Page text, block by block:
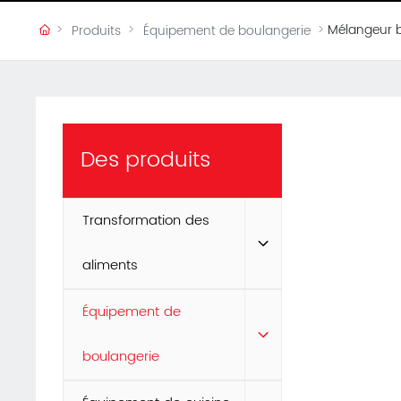
Produits Équipement de boulangerie Mélangeur
Des produits
Transformation des
aliments
Équipement de
boulangerie